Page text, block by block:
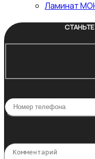
Ламинат